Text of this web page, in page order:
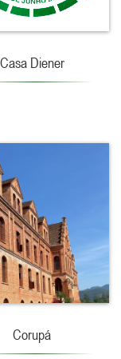
Casa Diener
Corupá